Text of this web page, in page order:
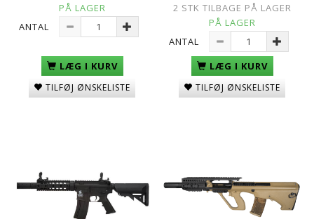
PÅ LAGER
ANTAL
LÆG I KURV
TILFØJ ØNSKELISTE
2 STK TILBAGE PÅ LAGER
PÅ LAGER
ANTAL
LÆG I KURV
TILFØJ ØNSKELISTE